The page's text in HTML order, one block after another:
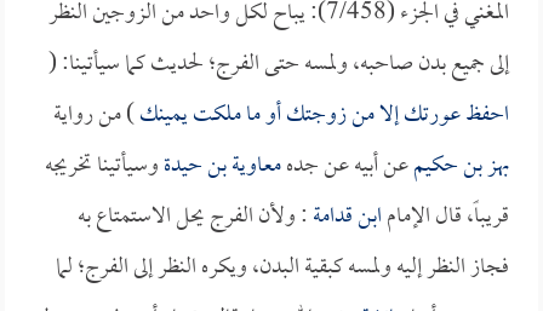
المغني في الجزء (7/458): يباح لكل واحد من الزوجين النظر
إلى جميع بدن صاحبه، ولمسه حتى الفرج؛ لحديث كما سيأتينا: (
احفظ عورتك إلا من زوجتك أو ما ملكت يمينك) من رواية
بهز بن حكيمعن أبيه عن جدهمعاوية بن حيدةوسيأتينا تخريجه
قريباً، قال الإمامابن قدامة: ولأن الفرج يحل الاستمتاع به
فجاز النظر إليه ولمسه كبقية البدن، ويكره النظر إلى الفرج؛ لما